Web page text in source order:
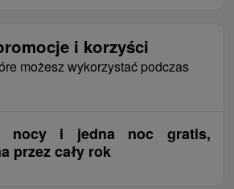
i korzyści
możesz wykorzystać podczas
nocy i jedna noc gratis,
przez cały rok